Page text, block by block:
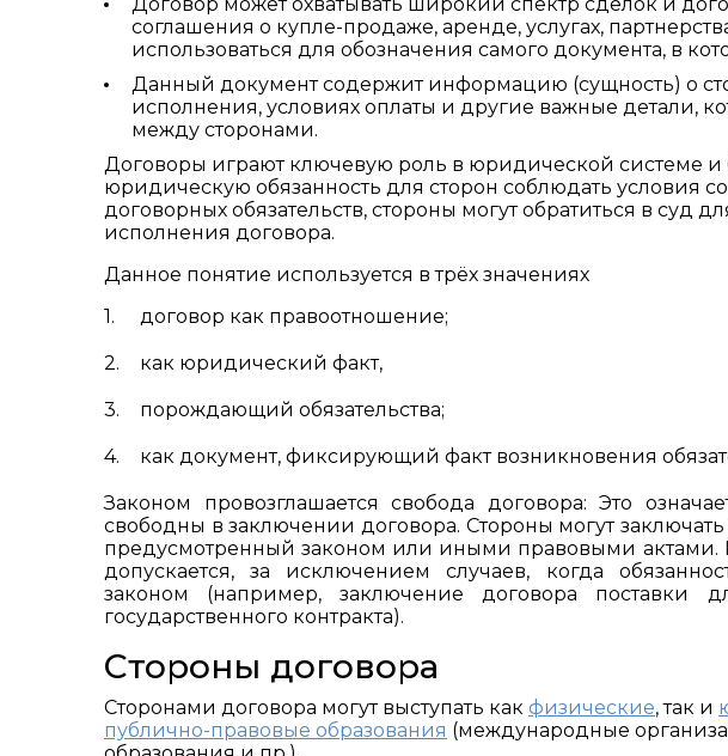
соглашения о купле-продаже, аренде, услугах,
использоваться для обозначения самого документа, в
Данный документ содержит информацию (сущность) о
исполнения, условиях оплаты и другие важные детали,
между сторонами.
Договоры играют ключевую роль в юридической системе и
юридическую обязанность для сторон соблюдать условия
договорных обязательств, стороны могут обратиться в суд
исполнения договора.
Данное понятие используется в трёх значениях
договор как правоотношение;
как юридический факт,
порождающий обязательства;
как документ, фиксирующий факт возникновения
Законом провозглашается свобода договора: Это
свободны в заключении договора. Стороны могут
предусмотренный законом или иными правовыми
допускается, за исключением случаев, когда
законом (например, заключение договора поставки
государственного контракта).
Стороны договора
Сторонами договора могут выступать как физические, так и
публично-правовые образования (международные